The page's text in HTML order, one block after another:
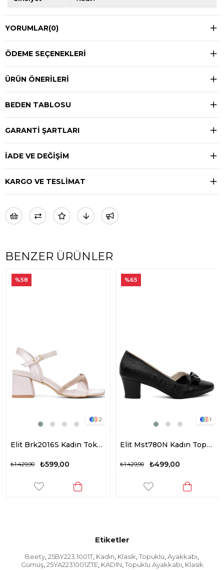
YORUMLAR(0)
ÖDEME SEÇENEKLERI
ÜRÜN ÖNERILERI
BEDEN TABLOSU
GARANTİ ŞARTLARI
İADE VE DEĞİŞİM
KARGO VE TESLİMAT
BENZER ÜRÜNLER
2
Elit Brk2016S Kadın Tokalı Klasik Topuklu Ayakkabı Ten
₺599,00
₺1.429,90
%58
1
Elit Mst780N Kadın Topuklu Ayakkabı Siyah
₺499,00
₺1.429,90
%65
Etiketler
Beety, 25BY223.1001T, Kadın, Klasik, Topuklu, Ayakkabı,
Gümüş, 25YA2231001ZTE, KADIN, Topuklu Ayakkabı, Klasik